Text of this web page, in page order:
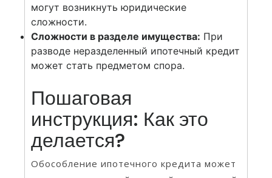
могут возникнуть юридические
сложности.
Сложности в разделе имущества: При
разводе неразделенный ипотечный кредит
может стать предметом спора.
Пошаговая
инструкция: Как это
делается?
Обособление ипотечного кредита может